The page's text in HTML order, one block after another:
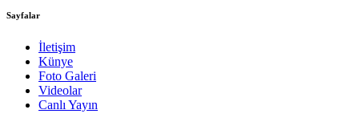
Sayfalar
İletişim
Künye
Foto Galeri
Videolar
Canlı Yayın